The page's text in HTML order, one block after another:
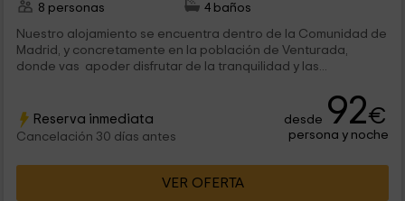
8 personas
4 baños
Nuestro alojamiento se encuentra dentro de la Comunidad de
Madrid, y concretamente en la población de Venturada,
donde vas apoder disfrutar de la tranquilidad y las...
Reserva inmediata
Cancelación 30 días antes
desde 92€
persona y noche
VER OFERTA